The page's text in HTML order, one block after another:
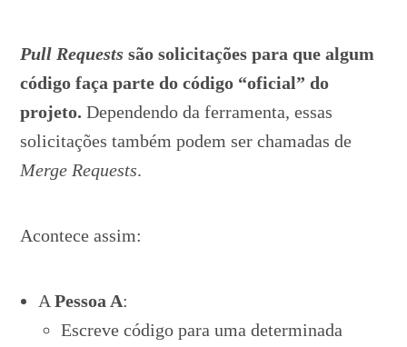
Pull Requests são solicitações para que algum
código faça parte do código “oficial” do
projeto. Dependendo da ferramenta, essas
solicitações também podem ser chamadas de
Merge Requests.
Acontece assim:
APessoa A:
Escreve código para uma determinada